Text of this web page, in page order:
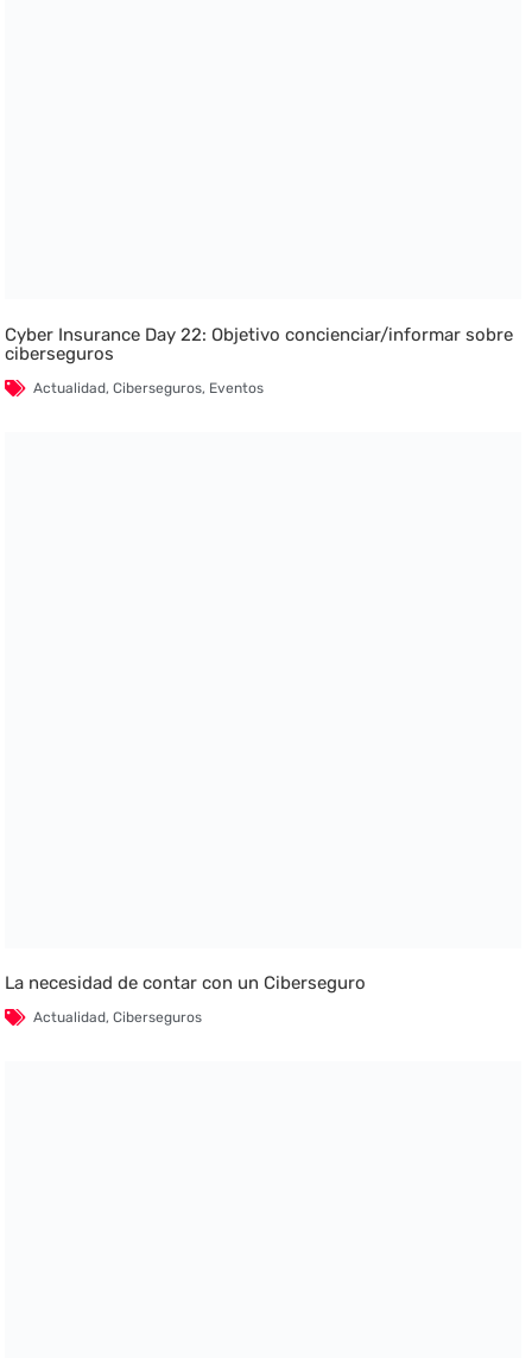
Cyber Insurance Day 22: Objetivo concienciar/informar sobre
ciberseguros
Actualidad,Ciberseguros, Eventos
La necesidad de contar con un Ciberseguro
Actualidad,Ciberseguros